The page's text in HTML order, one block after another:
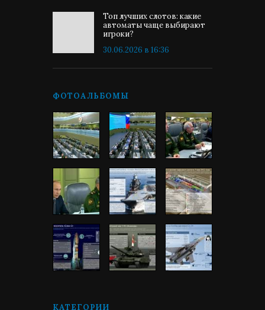
Топ лучших слотов: какие
автоматы чаще выбирают
игроки?
30.06.2026 в 16:36
ФОТОАЛЬБОМЫ
КАТЕГОРИИ